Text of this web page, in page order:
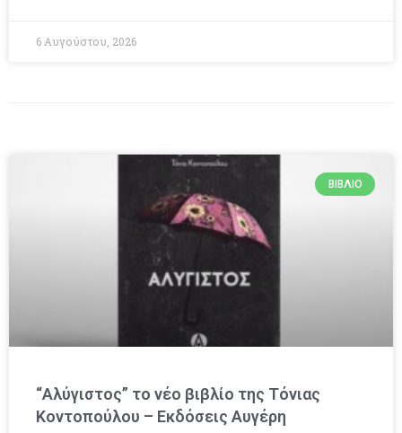
6 Αυγούστου, 2026
ΒΙΒΛΊΟ
“Αλύγιστος” το νέο βιβλίο της Τόνιας
Κοντοπούλου – Εκδόσεις Αυγέρη